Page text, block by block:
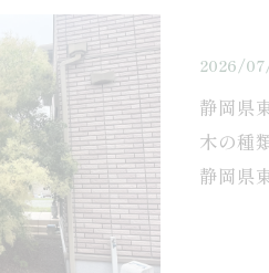
2026/
静岡県
木の種
静岡県